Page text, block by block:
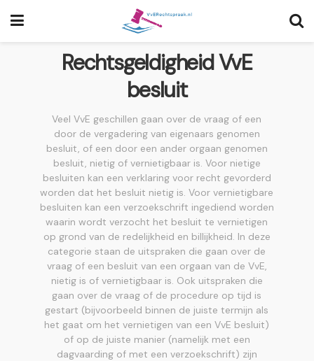
Rechtsgeldigheid VvE
besluit
Veel VvE geschillen gaan over de vraag of een
door de vergadering van eigenaars genomen
besluit, of een door een ander orgaan genomen
besluit, nietig of vernietigbaar is. Voor nietige
besluiten kan een verklaring voor recht gevorderd
worden dat het besluit nietig is. Voor vernietigbare
besluiten kan een verzoekschrift ingediend worden
waarin wordt verzocht het besluit te vernietigen
op grond van de redelijkheid en billijkheid. In deze
categorie staan de uitspraken die gaan over de
vraag of een besluit van een orgaan van de VvE,
nietig is of vernietigbaar is. Ook uitspraken die
gaan over de vraag of de procedure op tijd is
gestart (bijvoorbeeld binnen de juiste termijn als
het gaat om het vernietigen van een VvE besluit)
of op de juiste manier (namelijk met een
dagvaarding of met een verzoekschrift) zijn